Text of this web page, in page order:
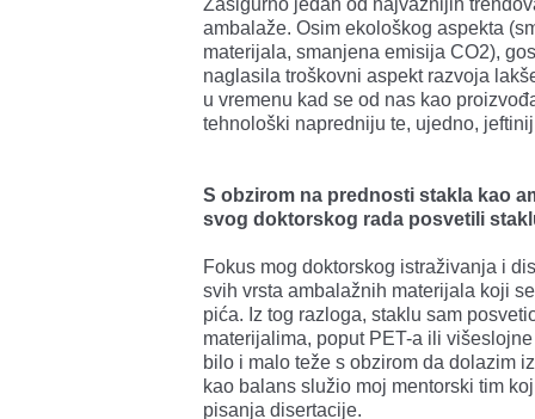
ambalaže. Osim ekološkog aspekta
materijala, smanjena emisija CO2),
naglasila troškovni aspekt razvoja
u vremenu kad se od nas kao
tehnološki napredniju te, ujedno,
S obzirom na prednosti stakla kao
svog doktorskog rada posvetili
Fokus mog doktorskog istraživanja i
svih vrsta ambalažnih materijala koji
pića. Iz tog razloga, staklu sam
materijalima, poput PET-a ili
bilo i malo teže s obzirom da dolazim
kao balans služio moj mentorski tim
pisanja disertacije.